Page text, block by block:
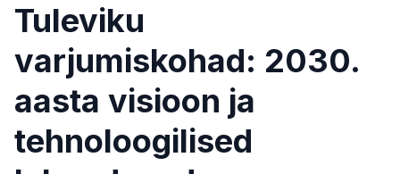
Tuleviku
varjumiskohad: 2030.
aasta visioon ja
tehnoloogilised